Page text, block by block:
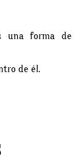
una forma de
de él.